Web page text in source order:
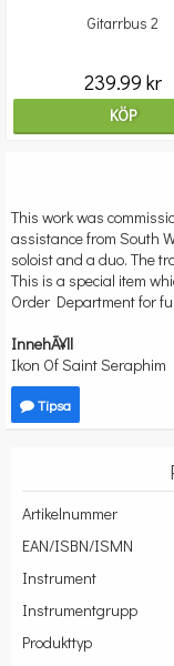
Gitarrbus 2
239.99 kr
KÖP
This work was
assistance from South
soloist and a duo. The
This is a special item
Order Department for
InnehÃ¥ll
Ikon Of Saint Seraphim
Tipsa
Artikelnummer
EAN/ISBN/ISMN
Instrument
Instrumentgrupp
Produkttyp